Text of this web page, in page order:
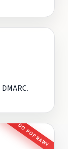
DO POPRAWY